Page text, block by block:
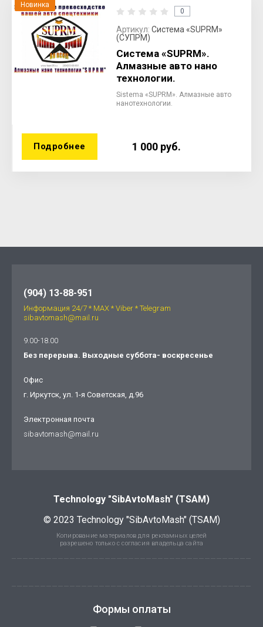
Новинка
0
Артикул: Система «SUPRM»
(СУПРМ)
Система «SUPRM».
Алмазные авто нано
технологии.
Sistema «SUPRM». Алмазные авто
нанотехнологии.
1 000 руб.
Подробнее
(904) 13-88-951
Информация 24/7 * МАХ * Viber * Telegram
sibavtomash@mail.ru
9.00-18.00
Без перерыва. Выходные суббота- воскресенье
Офис
г. Иркутск, ул. 1-я Советская, д.96
Электронная почта
sibavtomash@mail.ru
Technology "SibAvtoMash" (TSAM)
© 2023 Technology "SibAvtoMash" (TSAM)
Копирование материалов для рекламных целей
разрешено только с согласия владельца сайта
Формы оплаты